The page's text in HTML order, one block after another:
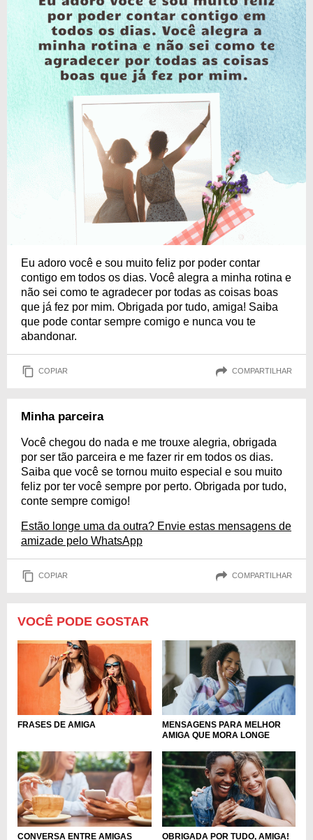
Eu adoro você e sou muito feliz por poder contar
contigo em todos os dias. Você alegra a minha rotina e
não sei como te agradecer por todas as coisas boas
que já fez por mim. Obrigada por tudo, amiga! Saiba
que pode contar sempre comigo e nunca vou te
abandonar.
COPIAR COMPARTILHAR
Minha parceira
Você chegou do nada e me trouxe alegria, obrigada
por ser tão parceira e me fazer rir em todos os dias.
Saiba que você se tornou muito especial e sou muito
feliz por ter você sempre por perto. Obrigada por tudo,
conte sempre comigo!
Estão longe uma da outra? Envie estas mensagens de
amizade pelo WhatsApp
COPIAR COMPARTILHAR
VOCÊ PODE GOSTAR
FRASES DE AMIGA
MENSAGENS PARA MELHOR
AMIGA QUE MORA LONGE
CONVERSA ENTRE AMIGAS OBRIGADA POR TUDO, AMIGA!